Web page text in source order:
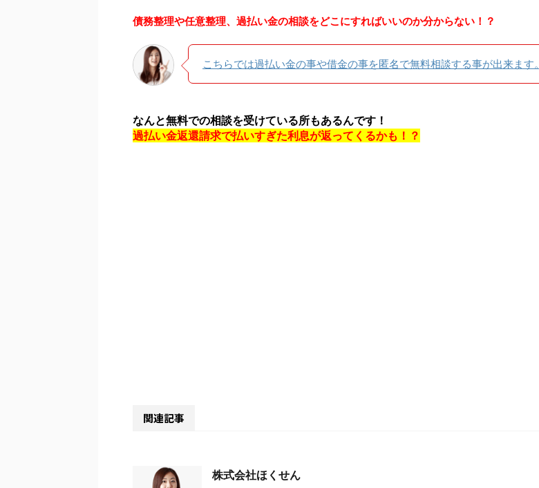
債務整理や任意整理、過払い金の相談をどこにすればいいのか分からない！？
こちらでは過払い金の事や借金の事を匿名で無料相談する事が出来ます。
なんと無料での相談を受けている所もあるんです！
過払い金返還請求で払いすぎた利息が返ってくるかも！？
関連記事
株式会社ほくせん